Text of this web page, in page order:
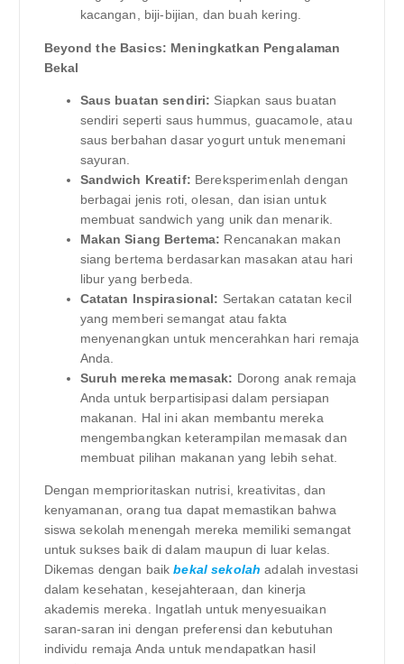
kacangan, biji-bijian, dan buah kering.
Beyond the Basics: Meningkatkan Pengalaman
Bekal
Saus buatan sendiri: Siapkan saus buatan
sendiri seperti saus hummus, guacamole, atau
saus berbahan dasar yogurt untuk menemani
sayuran.
Sandwich Kreatif: Bereksperimenlah dengan
berbagai jenis roti, olesan, dan isian untuk
membuat sandwich yang unik dan menarik.
Makan Siang Bertema: Rencanakan makan
siang bertema berdasarkan masakan atau hari
libur yang berbeda.
Catatan Inspirasional: Sertakan catatan kecil
yang memberi semangat atau fakta
menyenangkan untuk mencerahkan hari remaja
Anda.
Suruh mereka memasak: Dorong anak remaja
Anda untuk berpartisipasi dalam persiapan
makanan. Hal ini akan membantu mereka
mengembangkan keterampilan memasak dan
membuat pilihan makanan yang lebih sehat.
Dengan memprioritaskan nutrisi, kreativitas, dan
kenyamanan, orang tua dapat memastikan bahwa
siswa sekolah menengah mereka memiliki semangat
untuk sukses baik di dalam maupun di luar kelas.
Dikemas dengan baikbekal sekolah adalah investasi
dalam kesehatan, kesejahteraan, dan kinerja
akademis mereka. Ingatlah untuk menyesuaikan
saran-saran ini dengan preferensi dan kebutuhan
individu remaja Anda untuk mendapatkan hasil